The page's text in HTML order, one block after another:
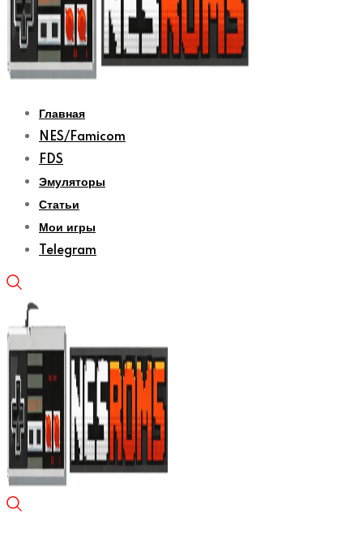
Главная
NES/Famicom
FDS
Эмуляторы
Статьи
Мои игры
Telegram